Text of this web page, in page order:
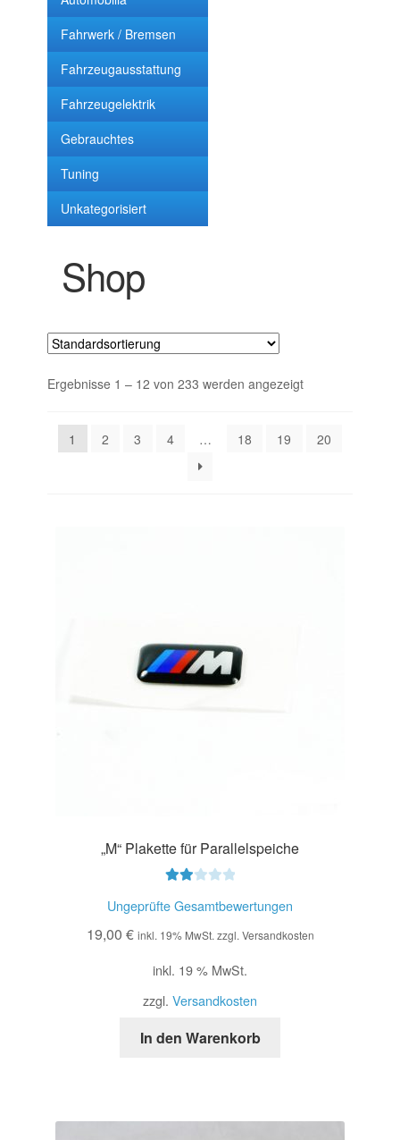
Impressum
Kasse
Lieferung
Mein Konto
Startseite
Suchbegriffe
Über mich
Versandarten
Fahrwerk / Bremsen
Fahrzeugausstattung
Fahrzeugelektrik
Gebrauchtes
Tuning
Unkategorisiert
Shop
Ergebnisse 1 – 12 von 233 werden angezeigt
1 2 3 4 … 18 19 20
„M“ Plakette für Parallelspeiche
rtet
mit
von
Ungeprüfte Gesamtbewertungen
19,00 € inkl. 19% MwSt. zzgl. Versandkosten
inkl. 19 % MwSt.
zzgl. Versandkosten
In den Warenkorb